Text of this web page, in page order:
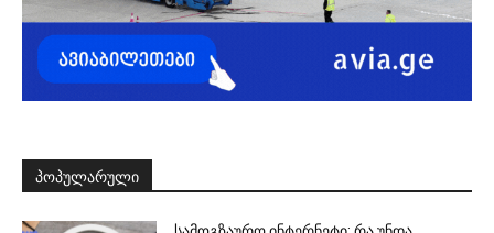
ᲞᲝᲞᲣᲚᲐᲠᲣᲚᲘ